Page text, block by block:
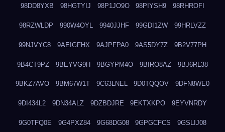
98DD8YXB 98HGTYIJ 98P1JO9O 98PIYSH9 98RHROFI
98RZWLDP 990W4OYL 9940JJHF 99GDI1ZW 99HRLVZZ
99NJVYC8 9AEIGFHX 9AJPFPA0 9AS5DY7Z 9B2V77PH
9B4CT9PZ 9BEYVG9H 9BGYPM4O 9BIRO8AZ 9BJ6RL38
9BKZ7AVO 9BM67W1T 9C63LNEL 9D0TQQOV 9DFN8WE0
9DI434L2 9DN34ALZ 9DZBDJRE 9EKTXKPO 9EYVNRDY
9G0TFQ0E 9G4PXZ84 9G68DG08 9GPGCFCS 9GSLIJ08